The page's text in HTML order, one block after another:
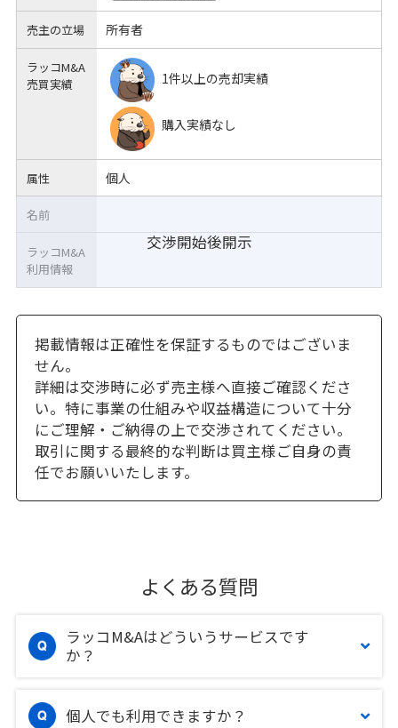
売主の立場 所有者
ラッコM&A
売買実績
1件以上の売却実績
購入実績なし
属性 個人
交渉開始後開示
名前
ラッコM&A
利用情報
掲載情報は正確性を保証するものではございま
せん。
詳細は交渉時に必ず売主様へ直接ご確認くださ
い。特に事業の仕組みや収益構造について十分
にご理解・ご納得の上で交渉されてください。
取引に関する最終的な判断は買主様ご自身の責
任でお願いいたします。
よくある質問
ラッコM&Aはどういうサービスです
か？
個人でも利用できますか？